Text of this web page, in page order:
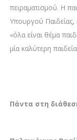
πειραματισμού. Η
Υπουργού Παιδείας,
«όλα είναι θέμα
μία καλύτερη
Πάντα στη